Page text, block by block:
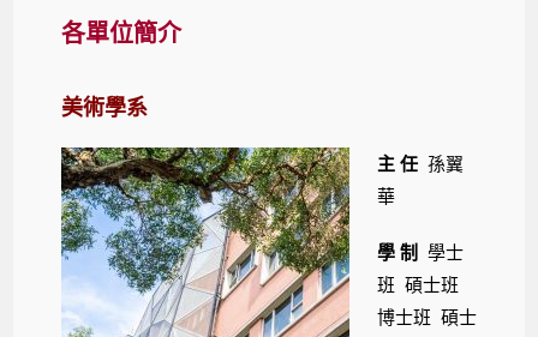
各單位簡介
美術學系
主 任 孫翼
華
學 制
學士
班 碩士班
博士班 碩士